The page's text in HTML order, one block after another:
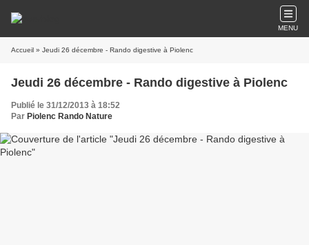
MENU
Accueil » Jeudi 26 décembre - Rando digestive à Piolenc
Jeudi 26 décembre - Rando digestive à Piolenc
Publié le 31/12/2013 à 18:52
Par Piolenc Rando Nature